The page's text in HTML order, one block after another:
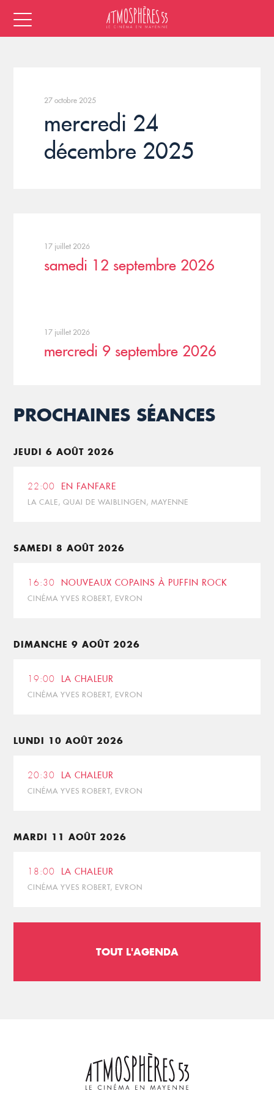
27 octobre 2025
mercredi 24
décembre 2025
17 juillet 2026
samedi 12 septembre 2026
17 juillet 2026
mercredi 9 septembre 2026
PROCHAINES SÉANCES
JEUDI 6 AOÛT 2026
22:00 EN FANFARE
LA CALE, QUAI DE WAIBLINGEN, MAYENNE
SAMEDI 8 AOÛT 2026
16:30 NOUVEAUX COPAINS À PUFFIN ROCK
CINÉMA YVES ROBERT, EVRON
DIMANCHE 9 AOÛT 2026
19:00 LA CHALEUR
CINÉMA YVES ROBERT, EVRON
LUNDI 10 AOÛT 2026
20:30 LA CHALEUR
CINÉMA YVES ROBERT, EVRON
MARDI 11 AOÛT 2026
18:00 LA CHALEUR
CINÉMA YVES ROBERT, EVRON
TOUT L'AGENDA